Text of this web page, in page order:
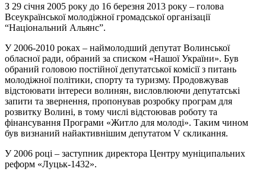
З 29 січня 2005 року до 16 березня 2013 року – голова
Всеукраїнської молодіжної громадської організації
“Національний Альянс”.
У 2006-2010 роках – наймолодший депутат Волинської
обласної ради, обраний за списком «Нашої України». Був
обраний головою постійної депутатської комісії з питань
молодіжної політики, спорту та туризму. Продовжував
відстоювати інтереси волинян, висловлюючи депутатські
запити та звернення, пропонував розробку програм для
розвитку Волині, в тому числі відстоював роботу та
фінансування Програми «Житло для молоді». Таким чином
був визнаний найактивнішим депутатом V скликання.
У 2006 році – заступник директора Центру муніципальних
реформ «Луцьк-1432».